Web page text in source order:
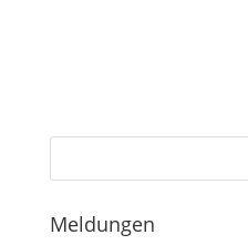
Meldungen